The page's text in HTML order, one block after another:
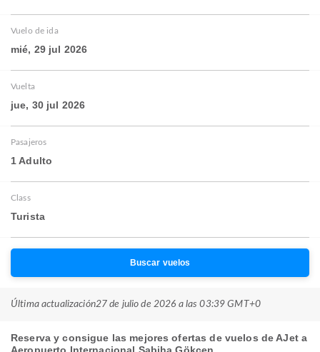
Vuelo de ida
mié, 29 jul 2026
Vuelta
jue, 30 jul 2026
Pasajeros
1 Adulto
Class
Turista
Buscar vuelos
Última actualización27 de julio de 2026 a las 03:39 GMT+0
Reserva y consigue las mejores ofertas de vuelos de AJet a